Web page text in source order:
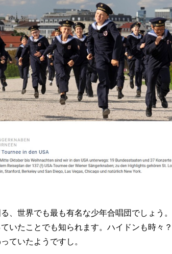
、世界でも最も有名な少年合唱団でしょう
いたことでも知られます。ハイドンも時々
ていたようですし。